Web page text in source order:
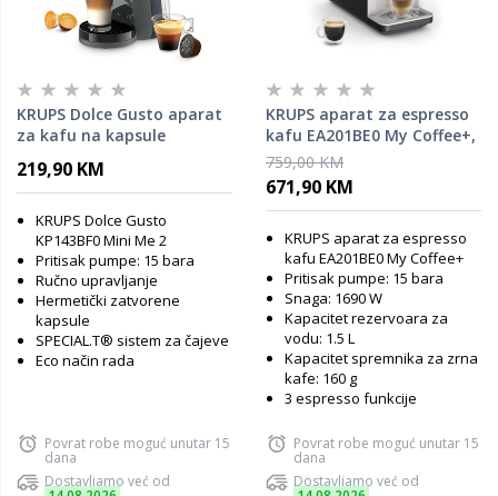
KRUPS Dolce Gusto aparat
za kafu na kapsule
Grey
219,90 KM
KRUPS Dolce Gusto
KP143BF0 Mini Me 2
Pritisak pumpe: 15 bara
Ručno upravljanje
Hermetički zatvorene
kapsule
SPECIAL.T® sistem za čajeve
Eco način rada
Povrat robe moguć unutar 15
dana
Dostavljamo već od
KRUPS aparat za espresso
kafu EA201BE0 My Coffee+,
automatski, sivi
759,00 KM
671,90 KM
KRUPS aparat za espresso
kafu EA201BE0 My Coffee+
Pritisak pumpe: 15 bara
Snaga: 1690 W
Kapacitet rezervoara za
vodu: 1.5 L
Kapacitet spremnika za zrna
kafe: 160 g
3 espresso funkcije
Povrat robe moguć unutar 15
dana
Dostavljamo već od